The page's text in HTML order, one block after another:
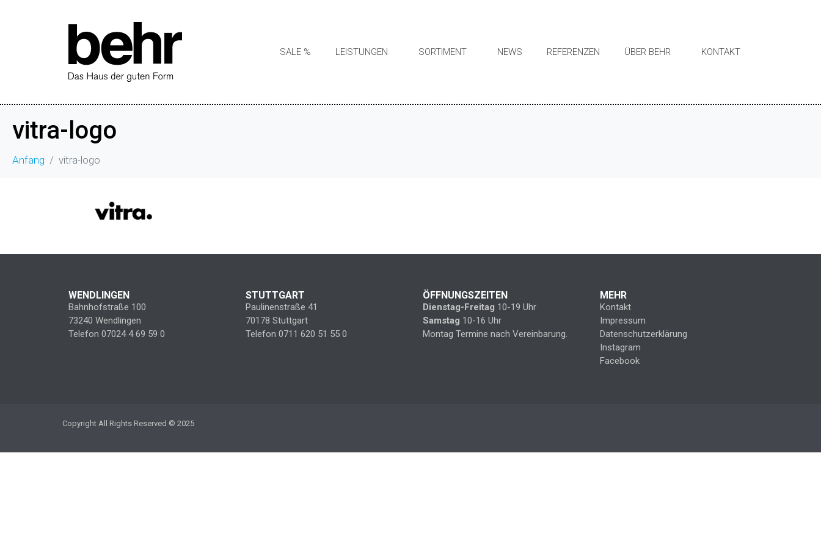
SALE % LEISTUNGEN SORTIMENT NEWS REFERENZEN ÜBER BEHR KONTAKT
vitra-logo
Anfang vitra-logo
WENDLINGEN
Bahnhofstraße 100
73240 Wendlingen
Telefon 07024 4 69 59 0
STUTTGART
Paulinenstraße 41
70178 Stuttgart
Telefon 0711 620 51 55 0
ÖFFNUNGSZEITEN
Dienstag-Freitag 10-19 Uhr
Samstag 10-16 Uhr
Montag Termine nach Vereinbarung.
MEHR
Kontakt
Impressum
Datenschutzerklärung
Instagram
Facebook
Copyright All Rights Reserved © 2025